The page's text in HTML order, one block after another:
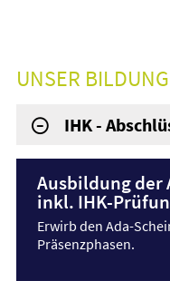
UNSER
IHK -
Ausbildung der
inkl. IHK-
Erwirb den Ada-
Präsenzphasen.